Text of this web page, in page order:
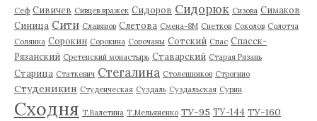
Сеф Сивичев Сивцев вражек Сидоров Сидорюк Сизова Симаков
Синица Сити Славянов Слетова Смена-8М Снетков Соколов Солотча
Солянка Сорокин Сорокина Сорочаны Сотский Спас Спасск-
Рязанский Сретенский монастырь Ставарский Старая Рязань
Старица Статкевич Стегалина Столешников Строгино
Студеникин Студенческая Суздаль Суздальская Сурин
Сходня Т.Валетина Т.Мельяненко ТУ-95 ТУ-144 ТУ-160